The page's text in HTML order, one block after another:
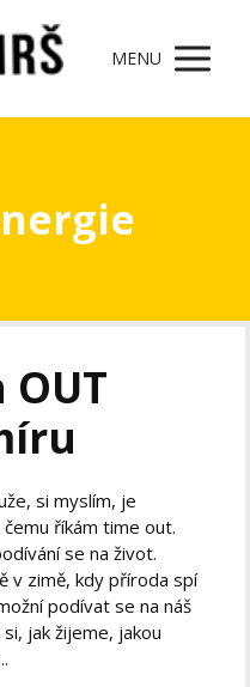
MENU
si myslím, je
říkám time out.
se na život.
v zimě, kdy příroda spí
podívat se na náš
jak žijeme, jakou